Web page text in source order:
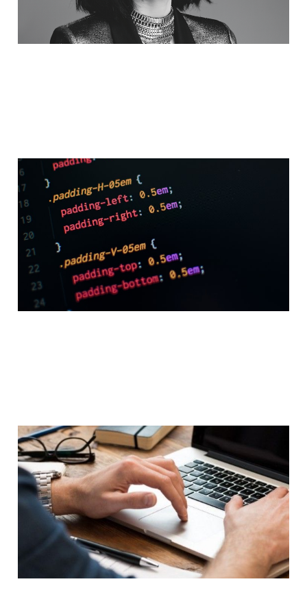
CSS Basic Selectors and
Box Model
10 Ağu 20223 min read
Front-End Web
Geliştiricisi Olarak
Nereden Başlamalı?
31 Tem 20224 min read